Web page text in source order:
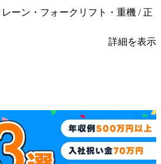
ーン・フォークリフト・重機 / 正
詳細を表示